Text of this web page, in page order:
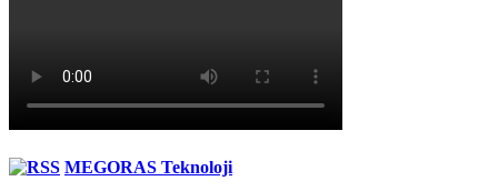
MEGORAS Teknoloji